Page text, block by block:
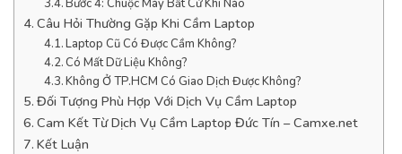
Bước 4: Chuộc Máy Bất Cứ Khi Nào
Câu Hỏi Thường Gặp Khi Cầm Laptop
Laptop Cũ Có Được Cầm Không?
Có Mất Dữ Liệu Không?
Không Ở TP.HCM Có Giao Dịch Được Không?
Đối Tượng Phù Hợp Với Dịch Vụ Cầm Laptop
Cam Kết Từ Dịch Vụ Cầm Laptop Đức Tín – Camxe.net
Kết Luận